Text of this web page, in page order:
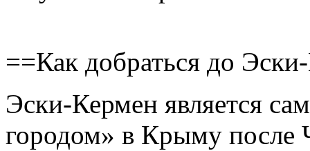
==Как добраться до
Эски-Кермен является
городом» в Крыму после